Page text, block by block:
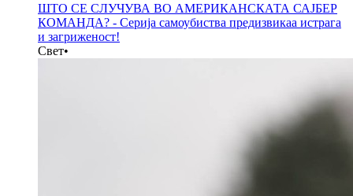
ШТО СЕ СЛУЧУВА ВО АМЕРИКАНСКАТА САЈБЕР
КОМАНДА? - Серија самоубиства предизвикаа истрага
и загриженост!
Свет•